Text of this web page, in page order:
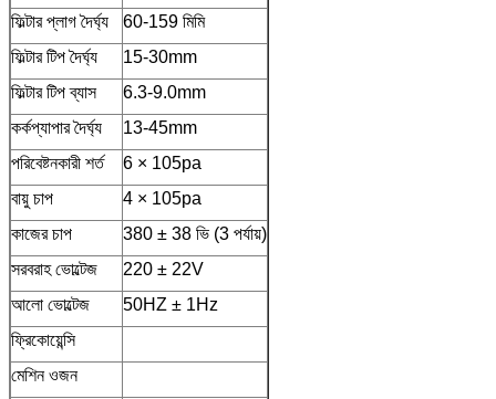
ফিল্টার প্লাগ দৈর্ঘ্য
60-159 মিমি
ফিল্টার টিপ দৈর্ঘ্য
15-30mm
ফিল্টার টিপ ব্যাস
6.3-9.0mm
কর্কপ্যাপার দৈর্ঘ্য
13-45mm
পরিবেষ্টনকারী শর্ত
6 × 105pa
বায়ু চাপ
4 × 105pa
কাজের চাপ
380 ± 38 ভি (3 পর্যায়)
সরবরাহ ভোল্টেজ
220 ± 22V
আলো ভোল্টেজ
50HZ ± 1Hz
ফ্রিকোয়েন্সি
মেশিন ওজন